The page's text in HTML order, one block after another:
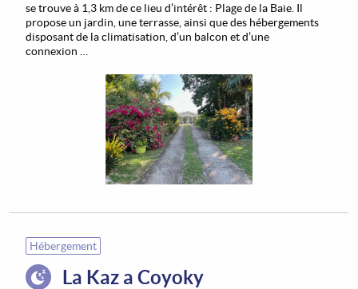
se trouve à 1,3 km de ce lieu d’intérêt : Plage de la Baie. Il
propose un jardin, une terrasse, ainsi que des hébergements
disposant de la climatisation, d’un balcon et d’une
connexion …
Hébergement
La Kaz a Coyoky